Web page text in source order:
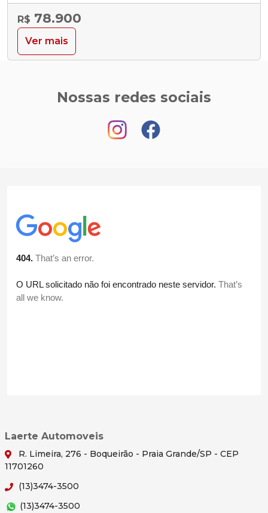
R$ 78.900
Ver mais
Nossas redes sociais
Laerte Automoveis
R. Limeira, 276 - Boqueirão - Praia Grande/SP - CEP
11701260
(13)3474-3500
(13)3474-3500